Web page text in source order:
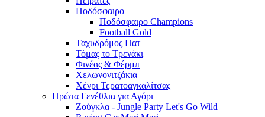
Ποδόσφαιρο
Ποδόσφαιρο Champions
Football Gold
Ταχυδρόμος Πατ
Τόμας το Τρενάκι
Φινέας & Φέρμπ
Χελωνονιτζάκια
Χένρι Τερατοαγκαλίτσας
Πρώτα Γενέθλια για Αγόρι
Ζούγκλα - Jungle Party Let's Go Wild